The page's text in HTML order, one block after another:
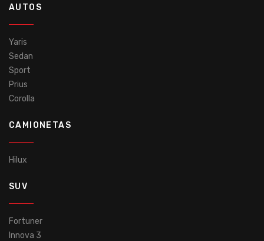
AUTOS
Yaris
Sedan
Sport
Prius
Corolla
CAMIONETAS
Hilux
SUV
Fortuner
Innova 3